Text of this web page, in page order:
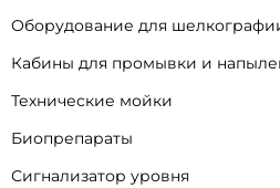
Оборудование для
Кабины для промывки и
Технические мойки
Биопрепараты
Сигнализатор уровня